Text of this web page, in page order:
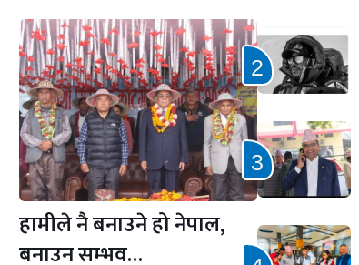
हामीले नै बनाउने हो नेपाल,
बनाउन सम्भव…